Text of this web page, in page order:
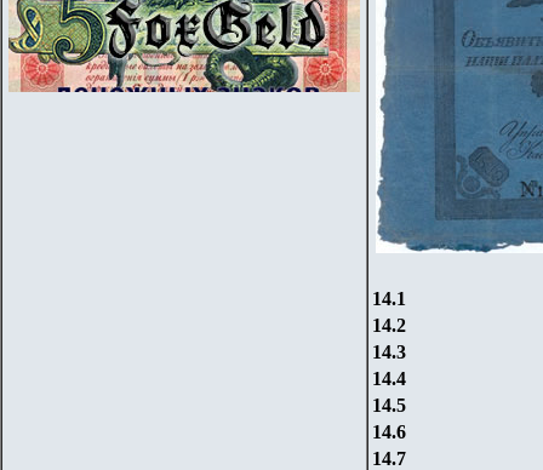
14.1
14.2
14.3
14.4
14.5
14.6
14.7